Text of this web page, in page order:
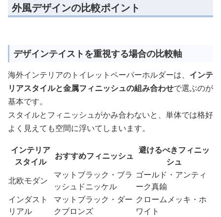
外風デザインの比較ポイント
デザインテイストを重視する場合の比較軸
海外インテリアのトイレットペーパーホルダーは、 インテ
リアスタイルと金属フィニッシュの組み合わせで選ぶのが
基本です。
スタイルとフィニッシュがかみ合わないと、単体では格好
よく見えても空間に浮いてしまいます。
インテリア
スタイル
おすすめフィニッシュ
避けるべきフィニッ
シュ
北欧モダン
マットブラック・ブラ
ッシュドニッケル
ゴールド・アンティ
ーク真鍮
インダスト
リアル
マットブラック・ダー
クブロンズ
クロームメッキ・ホ
ワイト